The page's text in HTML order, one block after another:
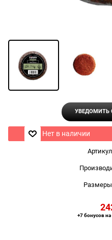
УВЕДОМИТЬ
Нет в наличии
+7 бонусов